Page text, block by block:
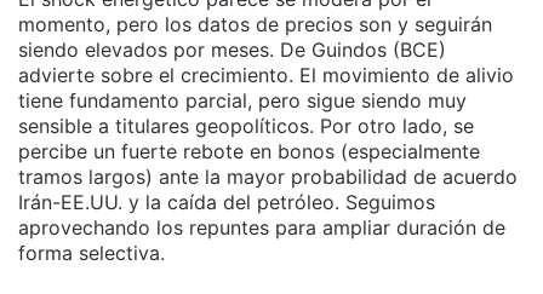
momento, pero los datos de precios son y seguirán
siendo elevados por meses. De Guindos (BCE)
advierte sobre el crecimiento. El movimiento de alivio
tiene fundamento parcial, pero sigue siendo muy
sensible a titulares geopolíticos. Por otro lado, se
percibe un fuerte rebote en bonos (especialmente
tramos largos) ante la mayor probabilidad de acuerdo
Irán-EE.UU. y la caída del petróleo. Seguimos
aprovechando los repuntes para ampliar duración de
forma selectiva.